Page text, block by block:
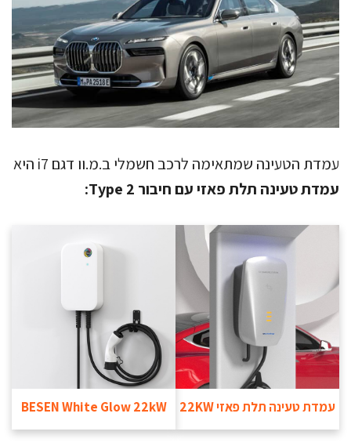
עמדת הטעינה שמתאימה לרכב חשמלי ב.מ.וו דגם i7 היא
עמדת טעינה תלת פאזי עם חיבור Type 2:
עמדת טעינה תלת פאזי 22KW BESEN White Glow 22kW